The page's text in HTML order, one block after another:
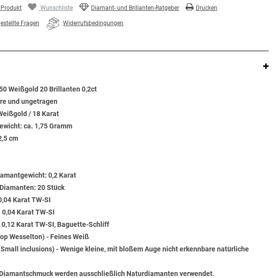
Wunschliste Diamant- und Brillanten-Ratgeber Drucken
Fragen Widerrufsbedingungen
Weißgold 20 Brillanten 0,2ct
und ungetragen
/ 18 Karat
ca. 1,75 Gramm
cm
0,2 Karat
20 Stück
Karat TW-SI
Karat TW-SI
Karat TW-SI, Baguette-Schliff
Wesselton) - Feines Weiß
inclusions) - Wenige kleine, mit bloßem Auge nicht erkennbare natürliche
werden ausschließlich Naturdiamanten verwendet.